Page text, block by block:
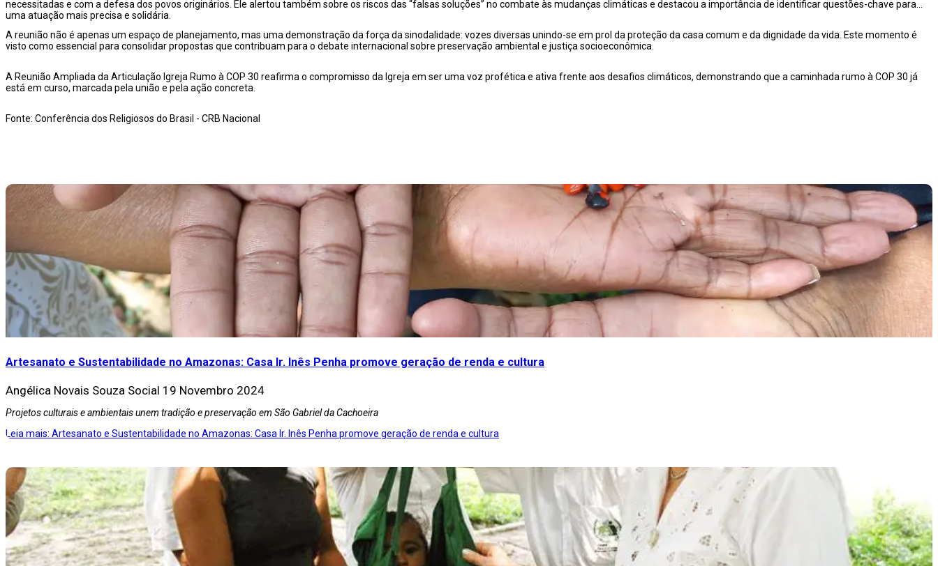
necessitadas e com a defesa dos povos originários. Ele alertou também sobre os riscos das “falsas soluções” no combate às mudanças climáticas e destacou a importância de identificar questões-chave para
uma atuação mais precisa e solidária.
A reunião não é apenas um espaço de planejamento, mas uma demonstração da força da sinodalidade: vozes diversas unindo-se em prol da proteção da casa comum e da dignidade da vida. Este momento é
visto como essencial para consolidar propostas que contribuam para o debate internacional sobre preservação ambiental e justiça socioeconômica.
A Reunião Ampliada da Articulação Igreja Rumo à COP 30 reafirma o compromisso da Igreja em ser uma voz profética e ativa frente aos desafios climáticos, demonstrando que a caminhada rumo à COP 30 já
está em curso, marcada pela união e pela ação concreta.
Fonte: Conferência dos Religiosos do Brasil - CRB Nacional
Artesanato e Sustentabilidade no Amazonas: Casa Ir. Inês Penha promove geração de renda e cultura
Angélica Novais Souza Social 19 Novembro 2024
Projetos culturais e ambientais unem tradição e preservação em São Gabriel da Cachoeira
Leia mais: Artesanato e Sustentabilidade no Amazonas: Casa Ir. Inês Penha promove geração de renda e cultura